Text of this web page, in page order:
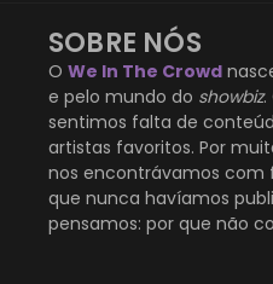
SOBRE NÓS
O We In The Crowd
e pelo mundo do showbiz.
sentimos falta de
artistas favoritos. Por
nos encontrávamos com
que nunca havíamos
pensamos: por que não